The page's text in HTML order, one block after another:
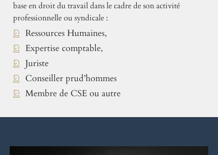
base en droit du travail dans le cadre de son activité
professionnelle ou syndicale :
Ressources Humaines,
Expertise comptable,
Juriste
Conseiller prud’hommes
Membre de CSE ou autre